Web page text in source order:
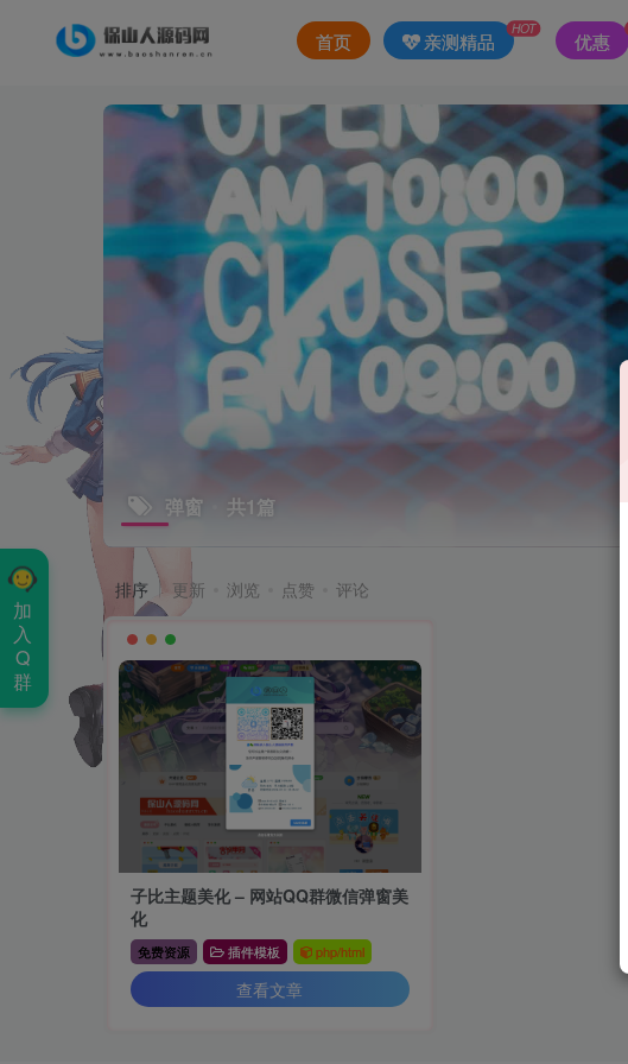
首页 亲测精品
HOT
优惠
弹窗 共1篇
排序 更新 浏览 点赞 评论
子比主题美化 – 网站QQ群微信弹窗美
化
免费资源 插件模板 php/html
查看文章
加
入
Q
群